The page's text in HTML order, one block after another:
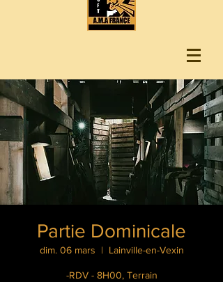
Partie Dominicale
dim. 06 mars
  |
Lainville-en-Vexin
-RDV - 8H00, Terrain